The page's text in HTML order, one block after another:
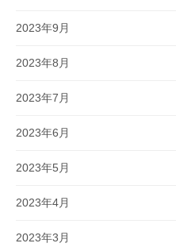
2023年9月
2023年8月
2023年7月
2023年6月
2023年5月
2023年4月
2023年3月